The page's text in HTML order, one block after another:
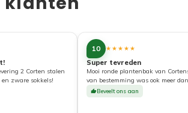
2 Corten stalen
zware sokkels!
10 ★★★★★
Super tevreden
Mooi ronde plantenbak van
van bestemming was ook meer
Beveelt ons aan